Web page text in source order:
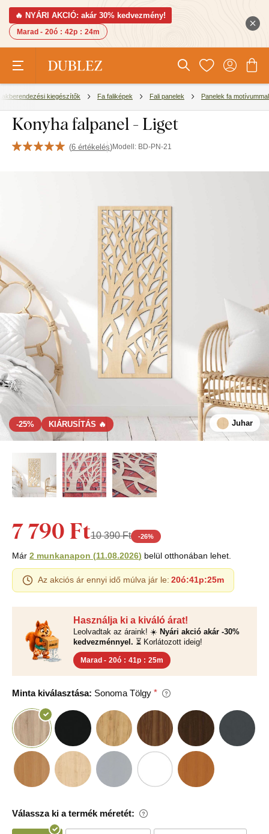
🔥 NYÁRI AKCIÓ: akár 30% kedvezmény!
Marad - 20ó : 42p : 23m
kiegészítők Fa faliképek Fali panelek Panelek fa motívummal
Konyha falpanel - Liget
(6 értékelés)Modell: BD-PN-21
-25% KIÁRUSÍTÁS 🔥 Juhar
Használja ki a kiváló árat!
Leolvadtak az áraink! ☀️ Nyári akció akár -30%
kedvezménnyel. ⏳ Korlátozott ideig!
Marad - 20ó : 41p : 24m
Minta kiválasztása: Sonoma Tölgy
Válassza ki a termék méretét:
7 790 Ft10 390 Ft -26%
Már 2 munkanapon (11.08.2026) belül otthonában lehet.
Az akciós ár ennyi idő múlva jár le: 20ó:41p:24m